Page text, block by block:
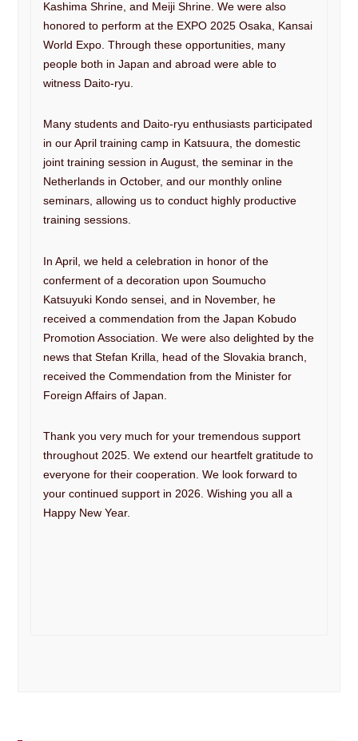
About Daito-ryu Our History
Kashima Shrine, and Meiji Shrine. We were also
honored to perform at the EXPO 2025 Osaka, Kansai
World Expo. Through these opportunities, many
people both in Japan and abroad were able to
witness Daito-ryu.
Many students and Daito-ryu enthusiasts participated
in our April training camp in Katsuura, the domestic
joint training session in August, the seminar in the
Netherlands in October, and our monthly online
seminars, allowing us to conduct highly productive
training sessions.
In April, we held a celebration in honor of the
conferment of a decoration upon Soumucho
Katsuyuki Kondo sensei, and in November, he
received a commendation from the Japan Kobudo
Promotion Association. We were also delighted by the
news that Stefan Krilla, head of the Slovakia branch,
received the Commendation from the Minister for
Foreign Affairs of Japan.
Thank you very much for your tremendous support
throughout 2025. We extend our heartfelt gratitude to
everyone for their cooperation. We look forward to
your continued support in 2026. Wishing you all a
Happy New Year.